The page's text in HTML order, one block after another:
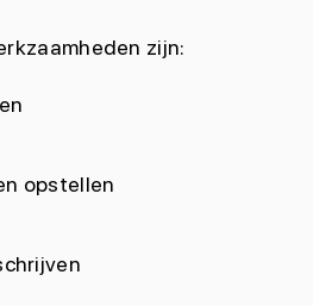
zijn:
opstellen